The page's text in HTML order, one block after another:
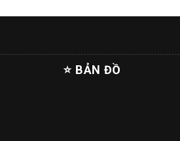
⭐ BẢN ĐỒ